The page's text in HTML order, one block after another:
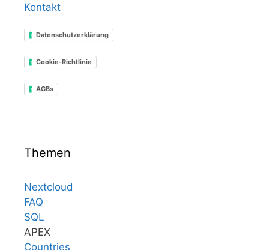
Kontakt
Datenschutzerklärung
Cookie-Richtlinie
AGBs
Themen
Nextcloud
FAQ
SQL
APEX
Countries